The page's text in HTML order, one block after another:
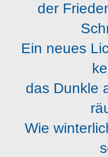
der
Ein neues
das Dunkle
Wie